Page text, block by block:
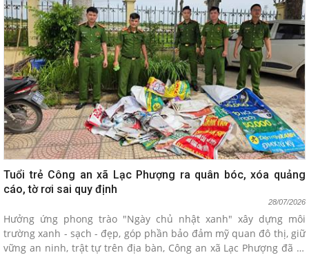
Tuổi trẻ Công an xã Lạc Phượng ra quân bóc, xóa quảng
cáo, tờ rơi sai quy định
28/07/2026
Hưởng ứng phong trào "Ngày chủ nhật xanh" xây dựng môi
trường xanh - sạch - đẹp, góp phần bảo đảm mỹ quan đô thị, giữ
vững an ninh, trật tự trên địa bàn, Công an xã Lạc Phượng đã tổ